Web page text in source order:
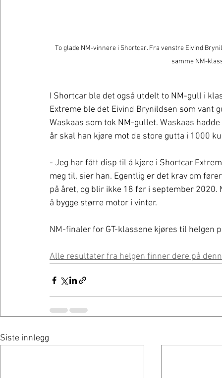
To glade NM-vinnere i Shortcar. Fra venstre Eivind
samme NM-
I Shortcar ble det også utdelt to NM-gull i
Extreme ble det Eivind Brynildsen som
Waskaas som tok NM-gullet. Waskaas
år skal han kjøre mot de store gutta i 1000
- Jeg har fått disp til å kjøre i Shortcar
meg til, sier han. Egentlig er det krav om
på året, og blir ikke 18 før i september 2020.
å bygge større motor i vinter.
NM-finaler for GT-klassene kjøres til helgen
Alle resultater fra helgen finner dere på
Siste innlegg